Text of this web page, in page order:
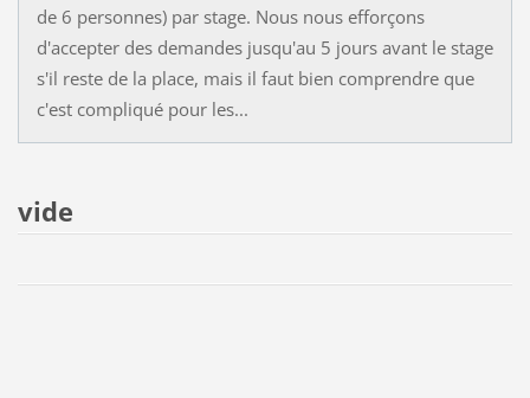
de 6 personnes) par stage. Nous nous efforçons
d'accepter des demandes jusqu'au 5 jours avant le stage
s'il reste de la place, mais il faut bien comprendre que
c'est compliqué pour les...
vide